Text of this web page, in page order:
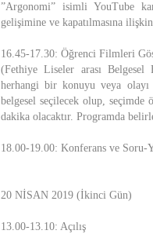
”Argonomi” isimli YouTube
gelişimine ve kapatılmasına
16.45-17.30: Öğrenci Filmleri
(Fethiye Liseler arası Belgesel
herhangi bir konuyu veya olayı
belgesel seçilecek olup, seçimde
dakika olacaktır. Programda
18.00-19.00: Konferans ve Soru-
20 NİSAN 2019 (İkinci Gün)
13.00-13.10: Açılış